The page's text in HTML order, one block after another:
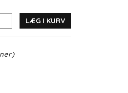
LÆG I KURV